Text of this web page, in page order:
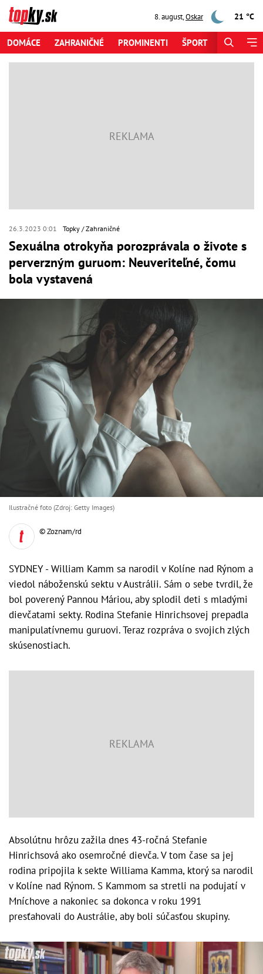
8. august,Oskar 21 °C
DOMÁCE ZAHRANIČNÉ PROMINENTI ŠPORT
26.3.2023 0:01 Topky Zahraničné
Sexuálna otrokyňa porozprávala o živote s
perverzným guruom: Neuveriteľné, čomu
bola vystavená
Ilustračné foto (Zdroj: Getty Images)
© Zoznam/rd
SYDNEY - William Kamm sa narodil v Kolíne nad Rýnom a
viedol náboženskú sektu v Austrálii. Sám o sebe tvrdil, že
bol poverený Pannou Máriou, aby splodil deti s mladými
dievčatami sekty. Rodina Stefanie Hinrichsovej prepadla
manipulatívnemu guruovi. Teraz rozpráva o svojich zlých
skúsenostiach.
Absolútnu hrôzu zažila dnes 43-ročná Stefanie
Hinrichsová ako osemročné dievča. V tom čase sa jej
rodina pripojila k sekte Williama Kamma, ktorý sa narodil
v Kolíne nad Rýnom. S Kammom sa stretli na podujatí v
Mníchove a nakoniec sa dokonca v roku 1991
presťahovali do Austrálie, aby boli súčasťou skupiny.